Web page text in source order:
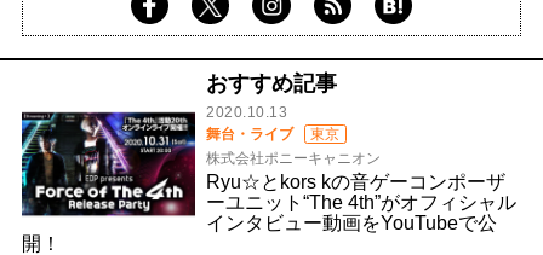
おすすめ記事
2020.10.13
舞台・ライブ
東京
株式会社ポニーキャニオン
Ryu☆とkors kの音ゲーコンポーザ
ーユニット“The 4th”がオフィシャル
インタビュー動画をYouTubeで公
開！